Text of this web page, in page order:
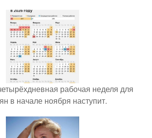
рабочая неделя для
в начале ноября наступит.